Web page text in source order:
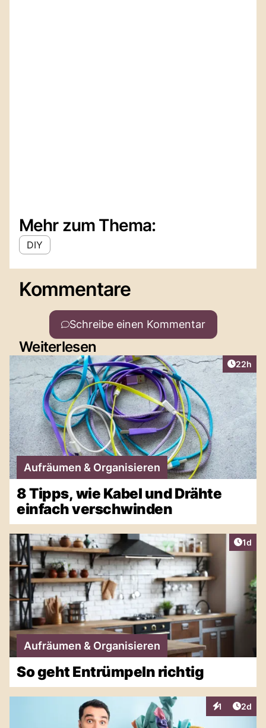
Mehr zum Thema:
DIY
Kommentare
Schreibe einen Kommentar
Weiterlesen
Artikel
22h
Aufräumen & Organisieren
8 Tipps, wie Kabel und Drähte
einfach verschwinden
1d
Aufräumen & Organisieren
So geht Entrümpeln richtig
1
Interaktionen
2d